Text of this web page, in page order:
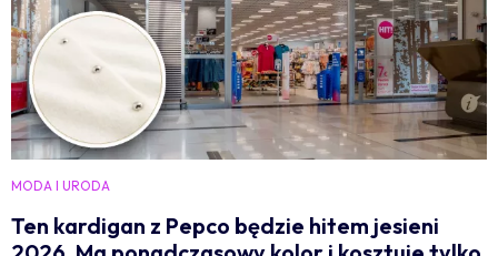
MODA I URODA
Ten kardigan z Pepco będzie hitem jesieni